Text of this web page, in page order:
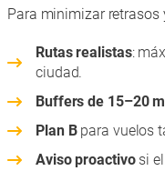
Para minimizar retrasos
Rutas realistas:
ciudad.
Buffers de 15–20
Plan Bpara vuelos
Aviso proactivosi el